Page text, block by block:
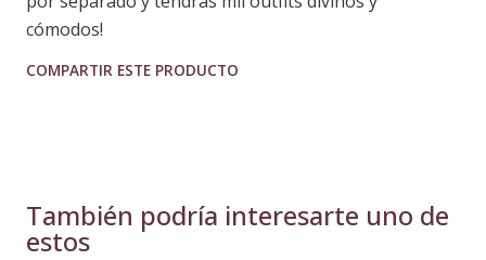
cómodos!
COMPARTIR ESTE PRODUCTO
También podría interesarte uno de
estos